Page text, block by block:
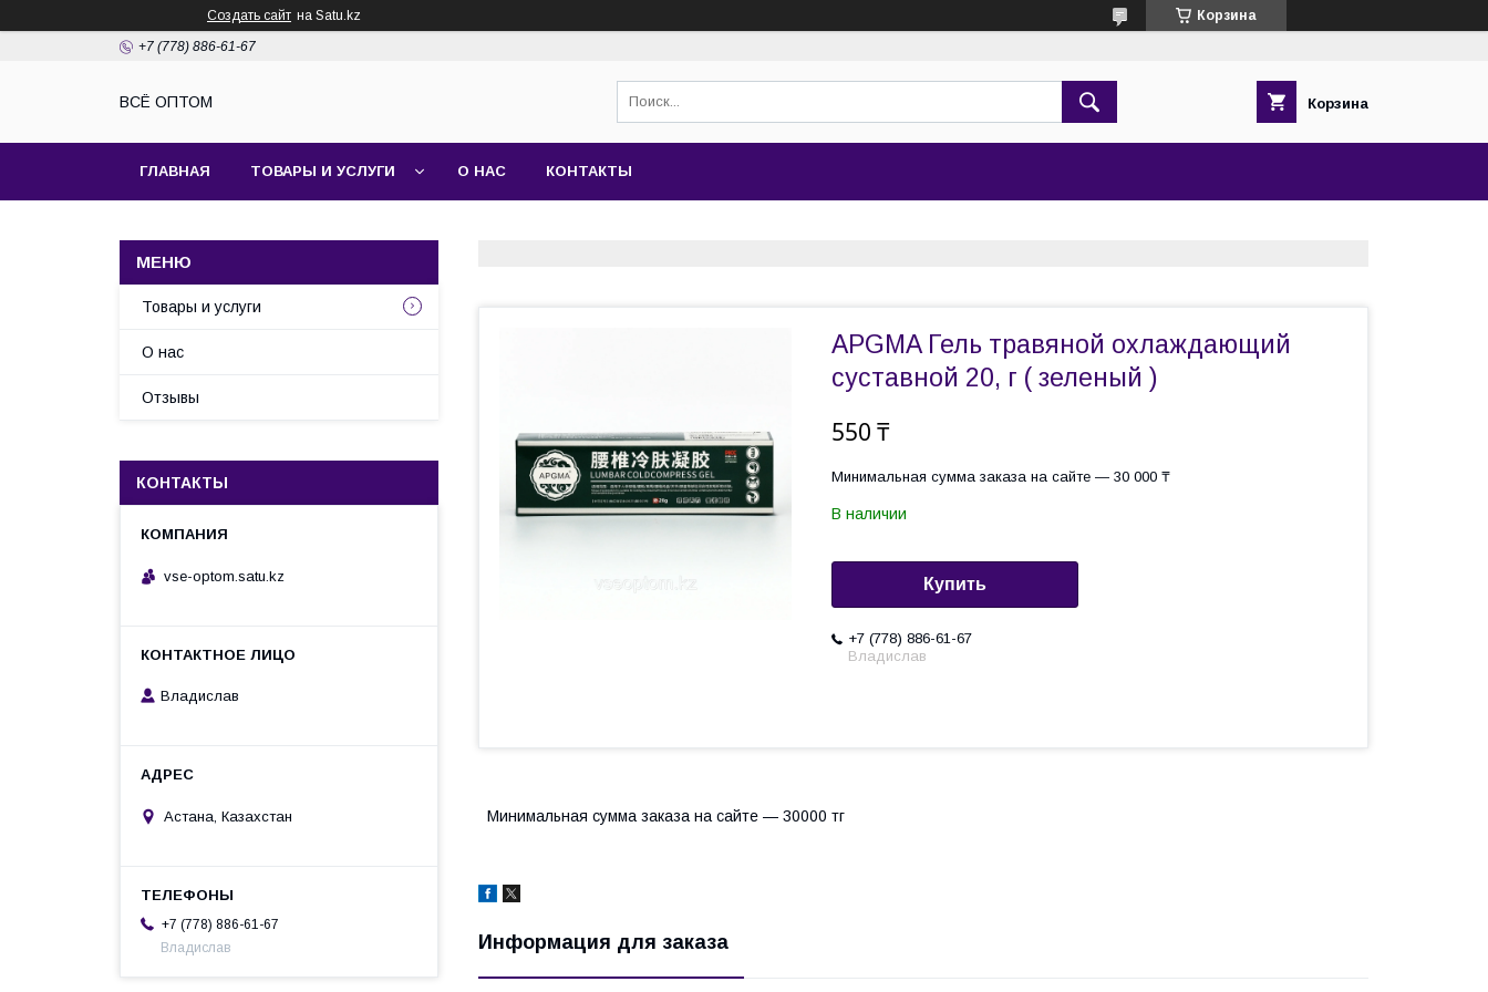
Создать сайт на Satu.kz Корзина
+7 (778) 886-61-67
ВСЁ ОПТОМ Корзина
ГЛАВНАЯ ТОВАРЫ И УСЛУГИ О НАС КОНТАКТЫ
APGMA Гель травяной охлаждающий
суставной 20, г ( зеленый )
550 ₸
Минимальная сумма заказа на сайте — 30 000 ₸
В наличии
Купить
+7 (778) 886-61-67
Владислав
Минимальная сумма заказа на сайте — 30000 тг
Информация для заказа
Товары и услуги
О нас
Отзывы
КОНТАКТЫ
vse-optom.satu.kz
Владислав
Астана, Казахстан
+7 (778) 886-61-67
Владислав